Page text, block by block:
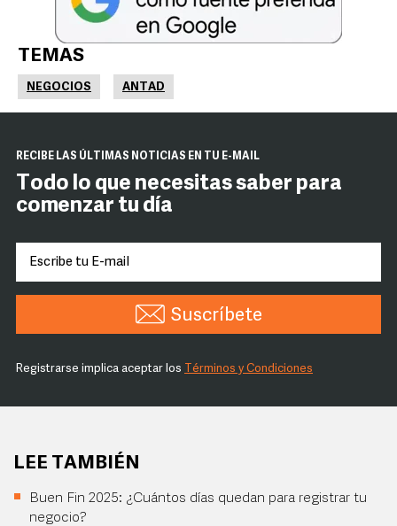
TEMAS
NEGOCIOS ANTAD
RECIBE LAS ÚLTIMAS NOTICIAS EN TU E-MAIL
Todo lo que necesitas saber para
comenzar tu día
Suscríbete
Registrarse implica aceptar los Términos y Condiciones
LEE TAMBIÉN
Buen Fin 2025: ¿Cuántos días quedan para registrar tu
negocio?